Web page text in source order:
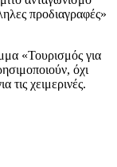
προδιαγραφές»
«Τουρισμός για
όχι
τις χειμερινές.